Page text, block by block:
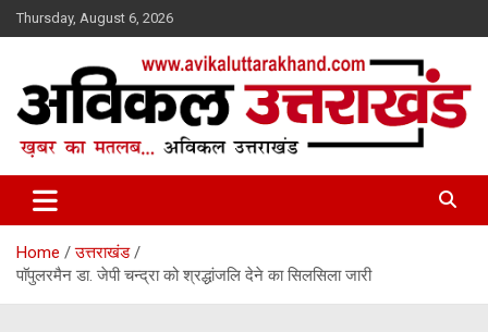
Skip
to
Thursday, August 6, 2026
Avikal Uttarakhand
Home
उत्तराखंड
पाॅपुलरमैन डा. जेपी चन्द्रा को श्रद्धांजलि देने का सिलसिला जारी